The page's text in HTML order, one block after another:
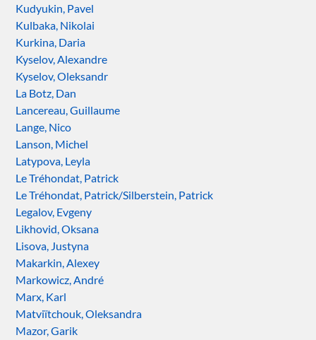
Kudyukin, Pavel
Kulbaka, Nikolai
Kurkina, Daria
Kyselov, Alexandre
Kyselov, Oleksandr
La Botz, Dan
Lancereau, Guillaume
Lange, Nico
Lanson, Michel
Latypova, Leyla
Le Tréhondat, Patrick
Le Tréhondat, Patrick/Silberstein, Patrick
Legalov, Evgeny
Likhovid, Oksana
Lisova, Justyna
Makarkin, Alexey
Markowicz, André
Marx, Karl
Matviïtchouk, Oleksandra
Mazor, Garik